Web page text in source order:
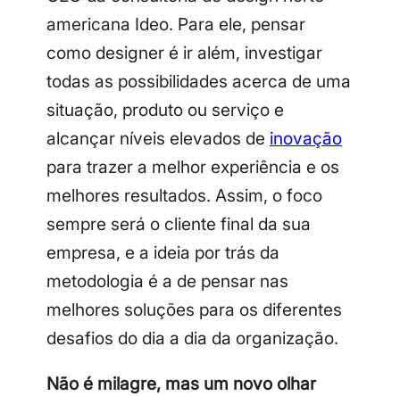
americana Ideo. Para ele, pensar
como designer é ir além, investigar
todas as possibilidades acerca de uma
situação, produto ou serviço e
alcançar níveis elevados de inovação
para trazer a melhor experiência e os
melhores resultados. Assim, o foco
sempre será o cliente final da sua
empresa, e a ideia por trás da
metodologia é a de pensar nas
melhores soluções para os diferentes
desafios do dia a dia da organização.
Não é milagre, mas um novo olhar